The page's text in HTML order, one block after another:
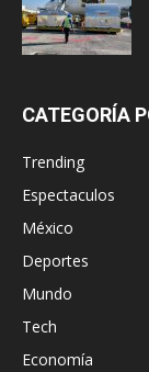
CATEGORÍA
Trending
Espectaculos
México
Deportes
Mundo
Tech
Economía